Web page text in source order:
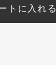
トに入れる